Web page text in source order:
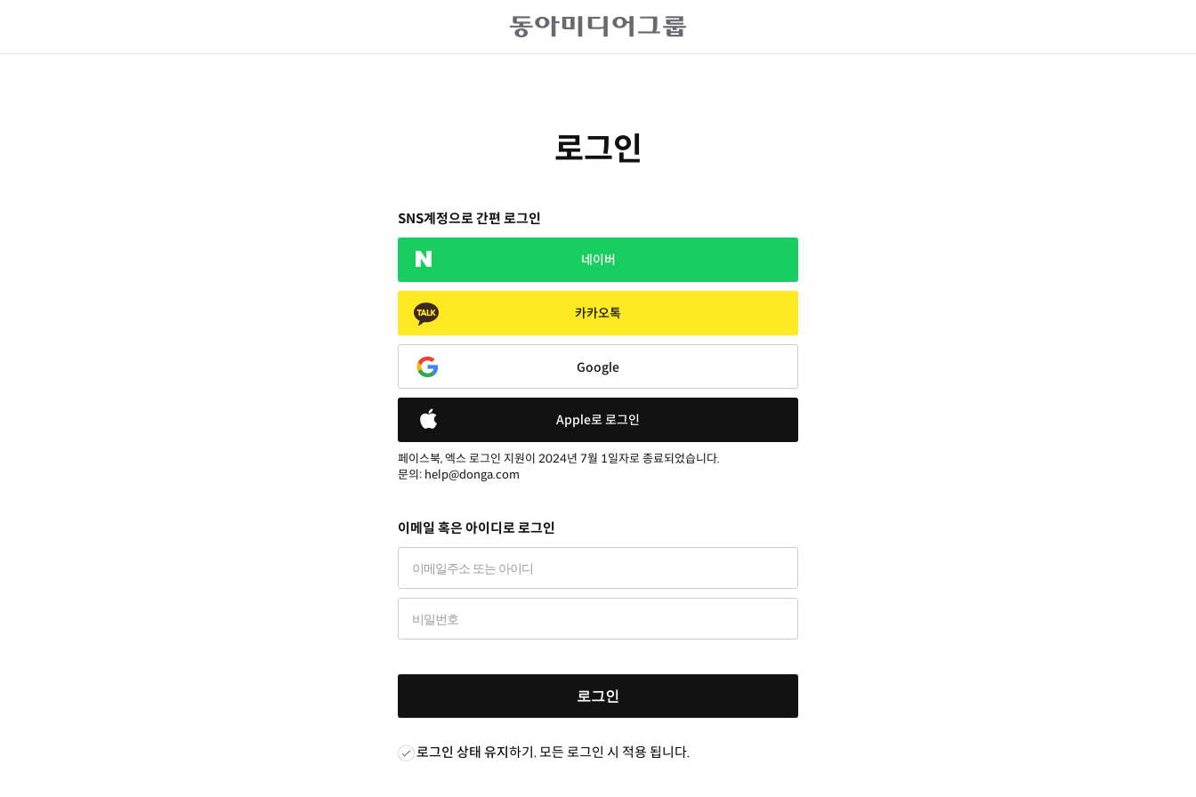
로그인
SNS계정으로 간편 로그인
네이버
카카오톡
Google
Apple로 로그인
페이스북, 엑스 로그인 지원이 2024년 7월 1일자로 종료되었습니다.
문의: help@donga.com
이메일 혹은 아이디로 로그인
로그인
로그인 상태 유지하기. 모든 로그인 시 적용 됩니다.